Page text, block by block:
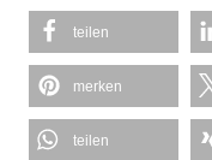
teilen
merken
teilen